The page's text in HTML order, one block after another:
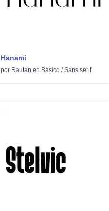
Hanami
por Rautan en Básico/Sans serif